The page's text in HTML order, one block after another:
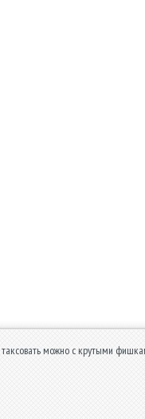
можно с крутыми